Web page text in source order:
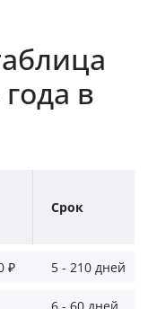
в
Срок
₽ 5 - 210 дней